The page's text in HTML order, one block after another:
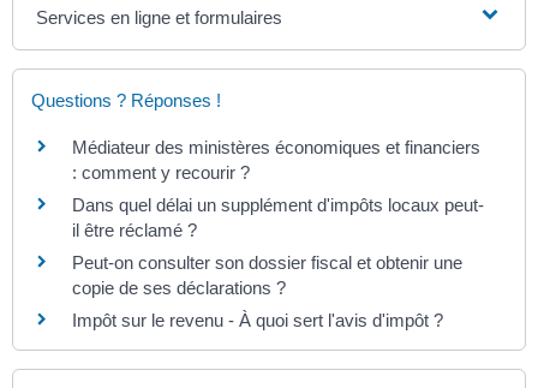
Services en ligne et formulaires
Questions ? Réponses !
Médiateur des ministères économiques et financiers
: comment y recourir ?
Dans quel délai un supplément d'impôts locaux peut-
il être réclamé ?
Peut-on consulter son dossier fiscal et obtenir une
copie de ses déclarations ?
Impôt sur le revenu - À quoi sert l'avis d'impôt ?